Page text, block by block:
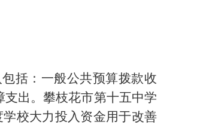
括：一般公共预算拨款收
支出。攀枝花市第十五中学
学校大力投入资金用于改善